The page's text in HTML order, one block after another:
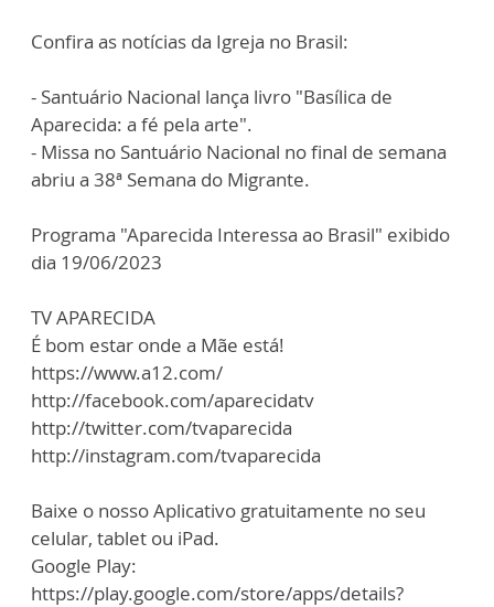
Confira as notícias da Igreja no Brasil:
- Santuário Nacional lança livro "Basílica de
Aparecida: a fé pela arte".
- Missa no Santuário Nacional no final de semana
abriu a 38ª Semana do Migrante.
Programa "Aparecida Interessa ao Brasil" exibido
dia 19/06/2023
TV APARECIDA
É bom estar onde a Mãe está!
https://www.a12.com/
http://facebook.com/aparecidatv
http://twitter.com/tvaparecida
http://instagram.com/tvaparecida
Baixe o nosso Aplicativo gratuitamente no seu
celular, tablet ou iPad.
Google Play:
https://play.google.com/store/apps/details?